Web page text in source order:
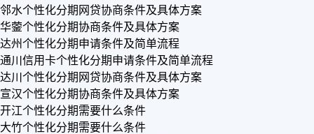
邻水个性化分期网贷协商条件及具体方案
华蓥个性化分期协商条件及具体方案
达州个性化分期申请条件及简单流程
通川信用卡个性化分期申请条件及简单流程
达川个性化分期网贷协商条件及具体方案
宣汉个性化分期协商条件及具体方案
开江个性化分期需要什么条件
大竹个性化分期需要什么条件